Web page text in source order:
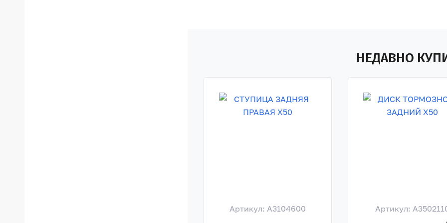
НЕДАВНО
Артикул: A3104600
Артикул: